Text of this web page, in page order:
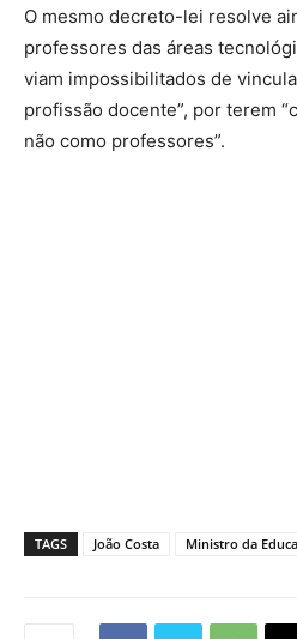
O mesmo decreto-lei resolve
professores das áreas
viam impossibilitados de
profissão docente”, por terem
não como professores”.
TAGS João Costa Ministro da